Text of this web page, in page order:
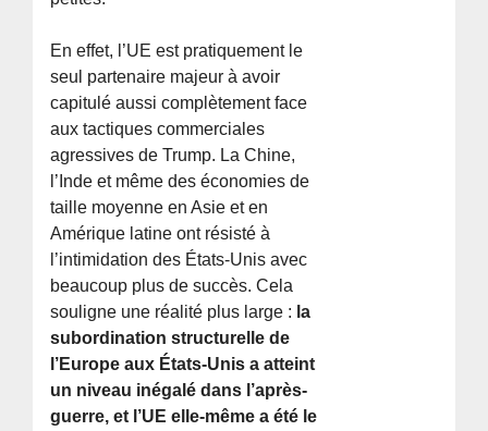
En effet, l’UE est pratiquement le
seul partenaire majeur à avoir
capitulé aussi complètement face
aux tactiques commerciales
agressives de Trump. La Chine,
l’Inde et même des économies de
taille moyenne en Asie et en
Amérique latine ont résisté à
l’intimidation des États-Unis avec
beaucoup plus de succès. Cela
souligne une réalité plus large : la
subordination structurelle de
l’Europe aux États-Unis a atteint
un niveau inégalé dans l’après-
guerre, et l’UE elle-même a été le